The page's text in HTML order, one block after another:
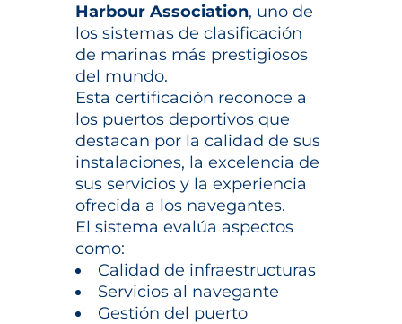
Harbour Association, uno de
los sistemas de clasificación
de marinas más prestigiosos
del mundo.
Esta certificación reconoce a
los puertos deportivos que
destacan por la calidad de sus
instalaciones, la excelencia de
sus servicios y la experiencia
ofrecida a los navegantes.
El sistema evalúa aspectos
como:
Calidad de infraestructuras
Servicios al navegante
Gestión del puerto